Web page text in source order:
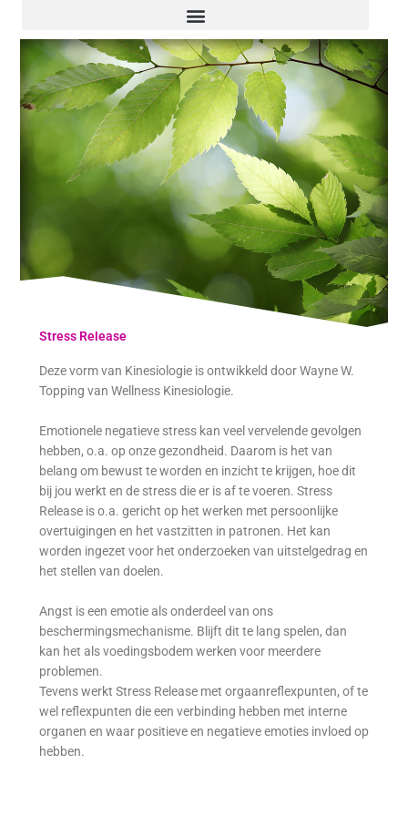
inhoud
Stress Release
Deze vorm van Kinesiologie is ontwikkeld door Wayne W.
Topping van Wellness Kinesiologie.
Emotionele negatieve stress kan veel vervelende gevolgen
hebben, o.a. op onze gezondheid. Daarom is het van
belang om bewust te worden en inzicht te krijgen, hoe dit
bij jou werkt en de stress die er is af te voeren. Stress
Release is o.a. gericht op het werken met persoonlijke
overtuigingen en het vastzitten in patronen. Het kan
worden ingezet voor het onderzoeken van uitstelgedrag en
het stellen van doelen.
Angst is een emotie als onderdeel van ons
beschermingsmechanisme. Blijft dit te lang spelen, dan
kan het als voedingsbodem werken voor meerdere
problemen.
Tevens werkt Stress Release met orgaanreflexpunten, of te
wel reflexpunten die een verbinding hebben met interne
organen en waar positieve en negatieve emoties invloed op
hebben.